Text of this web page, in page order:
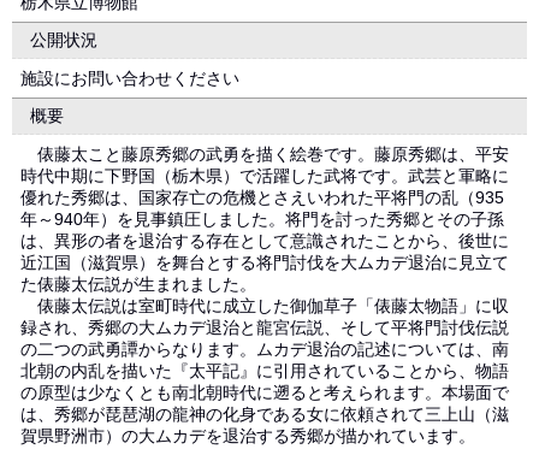
公開状況
施設にお問い合わせください
概要
俵藤太こと藤原秀郷の武勇を描く絵巻です。藤原秀郷は、平安
時代中期に下野国（栃木県）で活躍した武将です。武芸と軍略に
優れた秀郷は、国家存亡の危機とさえいわれた平将門の乱（935
年～940年）を見事鎮圧しました。将門を討った秀郷とその子孫
は、異形の者を退治する存在として意識されたことから、後世に
近江国（滋賀県）を舞台とする将門討伐を大ムカデ退治に見立て
た俵藤太伝説が生まれました。
俵藤太伝説は室町時代に成立した御伽草子「俵藤太物語」に収
録され、秀郷の大ムカデ退治と龍宮伝説、そして平将門討伐伝説
の二つの武勇譚からなります。ムカデ退治の記述については、南
北朝の内乱を描いた『太平記』に引用されていることから、物語
の原型は少なくとも南北朝時代に遡ると考えられます。本場面で
は、秀郷が琵琶湖の龍神の化身である女に依頼されて三上山（滋
賀県野洲市）の大ムカデを退治する秀郷が描かれています。